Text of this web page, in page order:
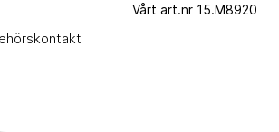
Vårt art.nr 15.M8920